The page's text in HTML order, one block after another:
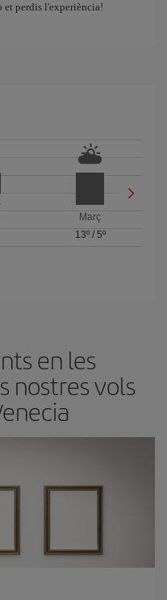
et perdis l'experiència!
Març
13º/ 5º
en les
nostres vols